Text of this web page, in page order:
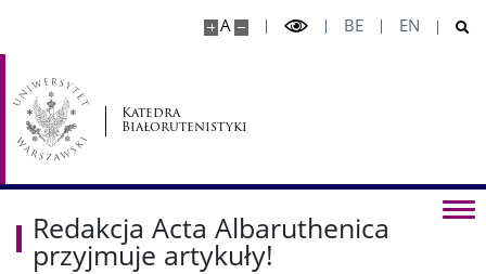
A BE EN
Katedra
Białorutenistyki
CZASOPISMO “JĘZYK BIAŁORUSKI JAKO OBCY”
O Olimpiadzie
Redakcja Acta Albaruthenica
przyjmuje artykuły!